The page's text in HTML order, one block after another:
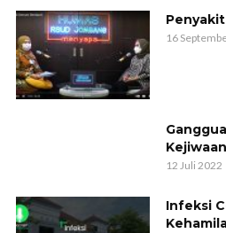
16
12 Juli 2022
Infeksi